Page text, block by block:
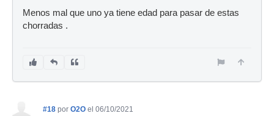
Menos mal que uno ya tiene edad para pasar de estas
chorradas .
#18 por O2O el 06/10/2021